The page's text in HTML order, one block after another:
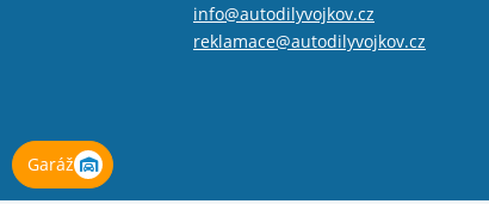
Garáž
info@autodilyvojkov.cz
reklamace@autodilyvojkov.cz